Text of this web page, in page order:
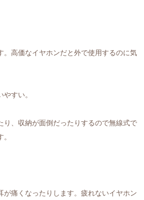
。高価なイヤホンだと外で使用するのに気
すい。
り、収納が面倒だったりするので無線式で
が痛くなったりします。疲れないイヤホン